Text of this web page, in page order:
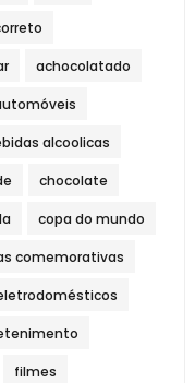
achocolatado
alcoolicas
chocolate
copa do mundo
comemorativas
filmes